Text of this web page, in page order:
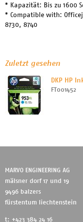
* Kapazität: Bis zu 1600
* Compatible with:
8730, 8740
Zuletzt gesehen
DKP HP
FT001452
MARVO ENGINEERING AG
mälsner dorf 17 und 19
9496 balzers
fürstentum liechtenstein
t: +423 384 24 16